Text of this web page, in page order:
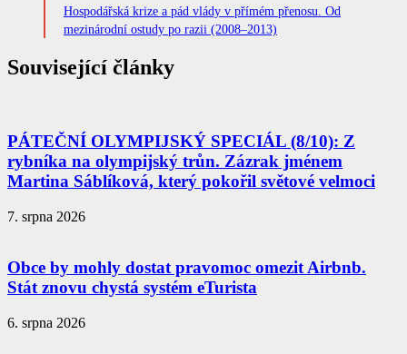
Hospodářská krize a pád vlády v přímém přenosu. Od
mezinárodní ostudy po razii (2008–2013)
Související články
PÁTEČNÍ OLYMPIJSKÝ SPECIÁL (8/10): Z
rybníka na olympijský trůn. Zázrak jménem
Martina Sáblíková, který pokořil světové velmoci
7. srpna 2026
Obce by mohly dostat pravomoc omezit Airbnb.
Stát znovu chystá systém eTurista
6. srpna 2026